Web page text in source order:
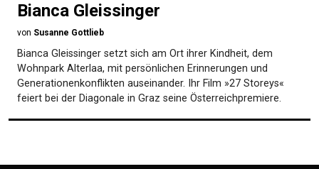
Bianca Gleissinger
von Susanne Gottlieb
Bianca Gleissinger setzt sich am Ort ihrer Kindheit, dem
Wohnpark Alterlaa, mit persönlichen Erinnerungen und
Generationenkonflikten auseinander. Ihr Film »27 Storeys«
feiert bei der Diagonale in Graz seine Österreichpremiere.